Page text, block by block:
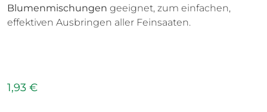
Blumenmischungen geeignet, zum einfachen,
effektiven Ausbringen aller Feinsaaten.
1,93 €